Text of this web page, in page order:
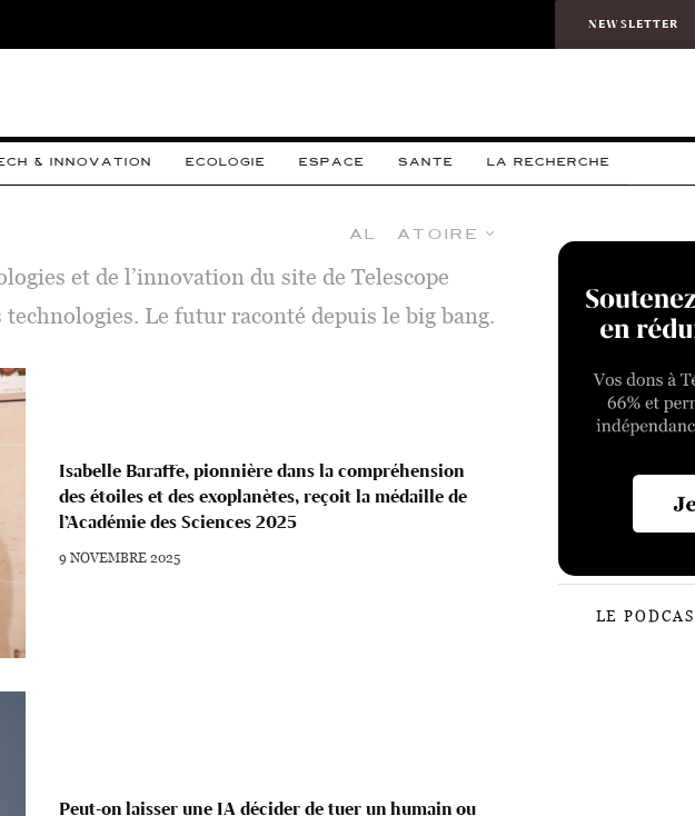
NEWSLETTER
& INNOVATION ECOLOGIE ESPACE SANTE LA RECHERCHE
Aléatoire
et de l’innovation du site de Telescope
Le futur raconté depuis le big bang.
Isabelle Baraffe, pionnière dans la compréhension
des étoiles et des exoplanètes, reçoit la médaille de
l’Académie des Sciences 2025
9 NOVEMBRE 2025
Peut-on laisser une IA décider de tuer un humain ou
LE